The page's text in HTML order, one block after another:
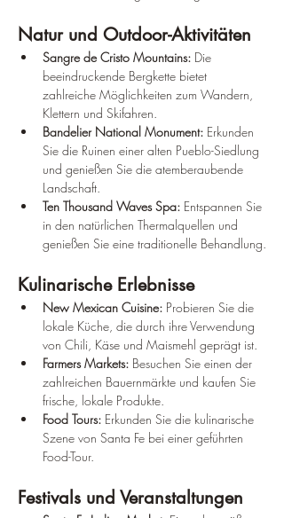
Natur und Outdoor-Aktivitäten
Sangre de Cristo Mountains: Die
beeindruckende Bergkette bietet
zahlreiche Möglichkeiten zum Wandern,
Klettern und Skifahren.
Bandelier National Monument: Erkunden
Sie die Ruinen einer alten Pueblo-Siedlung
und genießen Sie die atemberaubende
Landschaft.
Ten Thousand Waves Spa: Entspannen Sie
in den natürlichen Thermalquellen und
genießen Sie eine traditionelle Behandlung.
Kulinarische Erlebnisse
New Mexican Cuisine: Probieren Sie die
lokale Küche, die durch ihre Verwendung
von Chili, Käse und Maismehl geprägt ist.
Farmers Markets: Besuchen Sie einen der
zahlreichen Bauernmärkte und kaufen Sie
frische, lokale Produkte.
Food Tours: Erkunden Sie die kulinarische
Szene von Santa Fe bei einer geführten
Food-Tour.
Festivals und Veranstaltungen